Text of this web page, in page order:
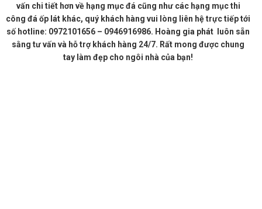
vấn chi tiết hơn về hạng mục đá cũng như các hạng mục thi
công đá ốp lát khác, quý khách hàng vui lòng liên hệ trực tiếp tới
số hotline: 0972101656 – 0946916986. Hoàng gia phát luôn sẵn
sằng tư vấn và hỗ trợ khách hàng 24/7. Rất mong được chung
tay làm đẹp cho ngôi nhà của bạn!